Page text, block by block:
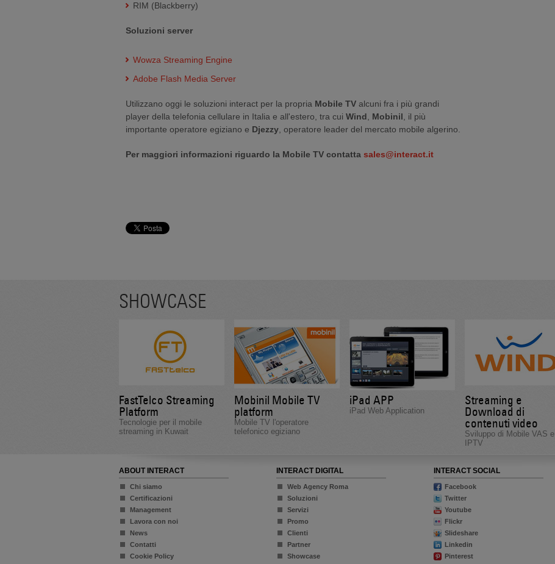
RIM (Blackberry)
Soluzioni server
Wowza Streaming Engine
Adobe Flash Media Server
Utilizzano oggi le soluzioni interact per la propria Mobile TV alcuni fra i più grandi
player della telefonia cellulare in Italia e all'estero, tra cui Wind Mobinil , il più
importante operatore egiziano e Djezzy , operatore leader del mercato mobile algerino.
Per maggiori informazioni riguardo la Mobile TV contatta sales@interact.it
SHOWCASE
FastTelco Streaming
Platform
Tecnologie per il mobile
streaming in Kuwait
Mobinil Mobile TV
platform
Mobile TV l'operatore
telefonico egiziano
iPad APP
iPad Web Application
Streaming e
Download di
contenuti video
Sviluppo di Mobile VAS e
IPTV
ABOUT INTERACT
Chi siamo
Certificazioni
Management
Lavora con noi
News
Contatti
Cookie Policy
INTERACT DIGITAL
Web Agency Roma
Soluzioni
Servizi
Promo
Clienti
Partner
Showcase
INTERACT SOCIAL
Facebook
Twitter
Youtube
Flickr
Slideshare
Linkedin
Pinterest